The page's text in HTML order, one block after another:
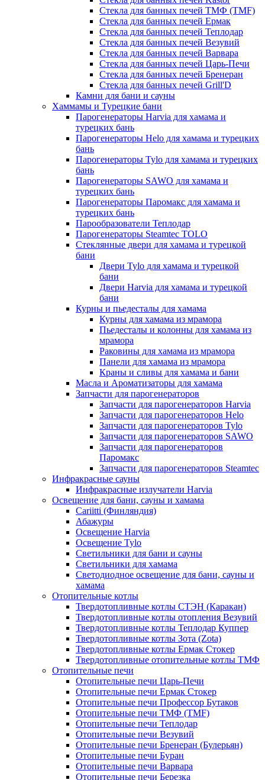
Стекла для банных печей ТМФ (TMF)
Стекла для банных печей Ермак
Стекла для банных печей Теплодар
Стекла для банных печей Везувий
Стекла для банных печей Варвара
Стекла для банных печей Царь-Печи
Стекла для банных печей Бренеран
Стекла для банных печей Grill'D
Камни для бани и сауны
Хаммамы и Турецкие бани
Парогенераторы Harvia для хамама и
турецких бань
Парогенераторы Helo для хамама и турецких
бань
Парогенераторы Tylo для хамама и турецких
бань
Парогенераторы SAWO для хамама и
турецких бань
Парогенераторы Паромакс для хамама и
турецких бань
Парообразователи Теплодар
Парогенераторы Steamtec TOLO
Стеклянные двери для хамама и турецкой
бани
Двери Tylo для хамама и турецкой
бани
Двери Harvia для хамама и турецкой
бани
Курны и пьедесталы для хамама
Курны для хамама из мрамора
Пьедесталы и колонны для хамама из
мрамора
Раковины для хамама из мрамора
Панели для хамама из мрамора
Краны и сливы для хамама и бани
Масла и Ароматизаторы для хамама
Запчасти для парогенераторов
Запчасти для парогенераторов Harvia
Запчасти для парогенераторов Helo
Запчасти для парогенераторов Tylo
Запчасти для парогенераторов SAWO
Запчасти для парогенераторов
Паромакс
Запчасти для парогенераторов Steamtec
Инфракрасные сауны
Инфракрасные излучатели Harvia
Освещение для бани, сауны и хамама
Cariitti (Финляндия)
Абажуры
Освещение Harvia
Освещение Tylo
Светильники для бани и сауны
Светильники для хамама
Светодиодное освещение для бани, сауны и
хамама
Отопительные котлы
Твердотопливные котлы СТЭН (Каракан)
Твердотопливные котлы отопления Везувий
Твердотопливные котлы Теплодар Куппер
Твердотопливные котлы Зота (Zota)
Твердотопливные котлы Ермак Стокер
Твердотопливные отопительные котлы ТМФ
Отопительные печи
Отопительные печи Царь-Печи
Отопительные печи Ермак Стокер
Отопительные печи Профессор Бутаков
Отопительные печи ТМФ (TMF)
Отопительные печи Теплодар
Отопительные печи Везувий
Отопительные печи Бренеран (Булерьян)
Отопительные печи Буран
Отопительные печи Варвара
Отопительные печи Березка